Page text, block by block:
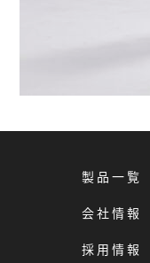
製品一覧
会社情報
採用情報